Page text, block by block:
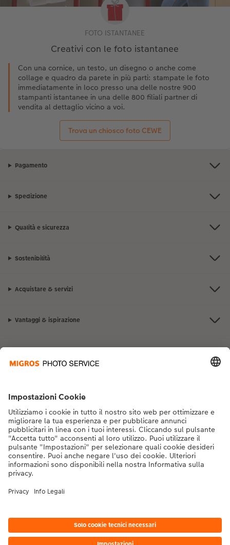
FOTO ISTANTANEE
Creativi con le foto istantanee
Con una cornice, un testo, un disegno o anche come
collage e quadro da parete in più parti: stampate le foto
immediatamente in loco presso una delle nostre 900
stampanti istantanee in una delle 800 filiali partner di
vendita al dettaglio vicino a voi.
Trova un chiosco foto CEWE
Pagamento
Spedizione
Qualità e sicurezza
Sostenibilità
Acquistare & servizi
Vantaggi & ispirazione
Se hai domande sui prodotti o sull'ordine, non esitare a contattarci dal
lunedì alla domenica dalle 9:00 alle 20:00 (esclusi i giorni festivi) al
numero di telefono043 5500 292 dal lunedì alla domenica, dalle 9:00 alle
20:00 (festività escluse)
DE|FR|IT
Termini e condizioni |Privacy|Info legali